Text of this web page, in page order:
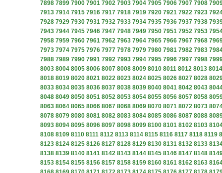
7898 7899 7900 7901 7902 7903 7904 7905 7906 7907 7908
7913 7914 7915 7916 7917 7918 7919 7920 7921 7922 7923
7928 7929 7930 7931 7932 7933 7934 7935 7936 7937 7938
7943 7944 7945 7946 7947 7948 7949 7950 7951 7952 7953
7958 7959 7960 7961 7962 7963 7964 7965 7966 7967 7968
7973 7974 7975 7976 7977 7978 7979 7980 7981 7982 7983
7988 7989 7990 7991 7992 7993 7994 7995 7996 7997 7998
8003 8004 8005 8006 8007 8008 8009 8010 8011 8012 8013 8014
8018 8019 8020 8021 8022 8023 8024 8025 8026 8027 8028
8033 8034 8035 8036 8037 8038 8039 8040 8041 8042 8043
8048 8049 8050 8051 8052 8053 8054 8055 8056 8057 8058
8063 8064 8065 8066 8067 8068 8069 8070 8071 8072 8073
8078 8079 8080 8081 8082 8083 8084 8085 8086 8087 8088
8093 8094 8095 8096 8097 8098 8099 8100 8101 8102 8103
8108 8109 8110 8111 8112 8113 8114 8115 8116 8117 8118 8119
8123 8124 8125 8126 8127 8128 8129 8130 8131 8132 8133
8138 8139 8140 8141 8142 8143 8144 8145 8146 8147 8148
8153 8154 8155 8156 8157 8158 8159 8160 8161 8162 8163